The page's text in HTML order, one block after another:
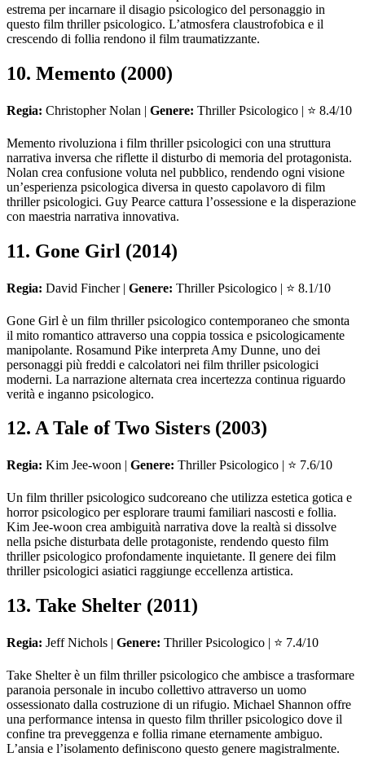
estrema per incarnare il disagio psicologico del personaggio in
questo film thriller psicologico. L’atmosfera claustrofobica e il
crescendo di follia rendono il film traumatizzante.
10. Memento (2000)
Regia: Christopher Nolan | Genere: Thriller Psicologico | ⭐ 8.4/10
Memento rivoluziona i film thriller psicologici con una struttura
narrativa inversa che riflette il disturbo di memoria del protagonista.
Nolan crea confusione voluta nel pubblico, rendendo ogni visione
un’esperienza psicologica diversa in questo capolavoro di film
thriller psicologici. Guy Pearce cattura l’ossessione e la disperazione
con maestria narrativa innovativa.
11. Gone Girl (2014)
Regia: David Fincher | Genere: Thriller Psicologico | ⭐ 8.1/10
Gone Girl è un film thriller psicologico contemporaneo che smonta
il mito romantico attraverso una coppia tossica e psicologicamente
manipolante. Rosamund Pike interpreta Amy Dunne, uno dei
personaggi più freddi e calcolatori nei film thriller psicologici
moderni. La narrazione alternata crea incertezza continua riguardo
verità e inganno psicologico.
12. A Tale of Two Sisters (2003)
Regia: Kim Jee-woon | Genere: Thriller Psicologico | ⭐ 7.6/10
Un film thriller psicologico sudcoreano che utilizza estetica gotica e
horror psicologico per esplorare traumi familiari nascosti e follia.
Kim Jee-woon crea ambiguità narrativa dove la realtà si dissolve
nella psiche disturbata delle protagoniste, rendendo questo film
thriller psicologico profondamente inquietante. Il genere dei film
thriller psicologici asiatici raggiunge eccellenza artistica.
13. Take Shelter (2011)
Regia: Jeff Nichols | Genere: Thriller Psicologico | ⭐ 7.4/10
Take Shelter è un film thriller psicologico che ambisce a trasformare
paranoia personale in incubo collettivo attraverso un uomo
ossessionato dalla costruzione di un rifugio. Michael Shannon offre
una performance intensa in questo film thriller psicologico dove il
confine tra preveggenza e follia rimane eternamente ambiguo.
L’ansia e l’isolamento definiscono questo genere magistralmente.